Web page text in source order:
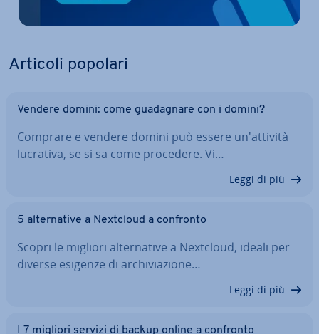
Articoli popolari
Vendere domini: come gua­da­gna­re con i domini?
Comprare e vendere domini può essere un'at­ti­vi­tà
lucrativa, se si sa come procedere. Vi…
Leggi di più
5 al­ter­na­ti­ve a Nextcloud a confronto
Scopri le migliori al­ter­na­ti­ve a Nextcloud, ideali per
diverse esigenze di ar­chi­via­zio­ne…
Leggi di più
I 7 migliori servizi di backup online a confronto